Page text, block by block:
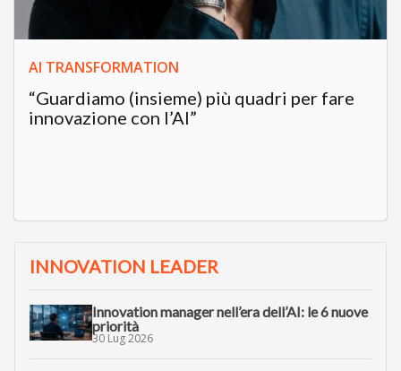
AI TRANSFORMATION
“Guardiamo (insieme) più quadri per fare
innovazione con l’AI”
INNOVATION LEADER
Innovation manager nell’era dell’AI: le 6 nuove
priorità
30 Lug 2026